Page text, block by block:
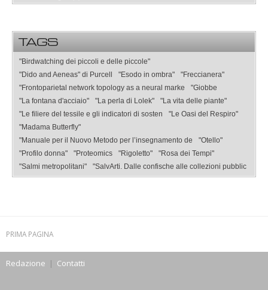
TAGS
"Birdwatching dei piccoli e delle piccole"
"Dido and Aeneas" di Purcell
"Esodo in ombra"
"Freccianera"
"Frontoparietal network topology as a neural marke
"Giobbe
"La fontana d'acciaio"
"La perla di Lolek"
"La vita delle piante"
"Le filiere del tessile e gli indicatori di sosten
"Le Oasi del Respiro"
"Madama Butterfly"
"Manuale per il Nuovo Metodo per l’insegnamento de
"Otello"
"Profilo donna"
"Proteomics "Rigoletto"
"Rosa dei Tempi"
"Salmi metropolitani"
"SalvArti. Dalle confische alle collezioni pubblic
PRIMA PAGINA
Redazione | Contatti